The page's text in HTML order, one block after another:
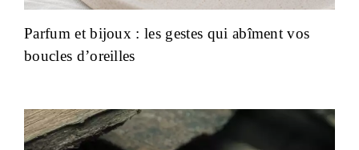
Parfum et bijoux : les gestes qui abîment vos
boucles d’oreilles